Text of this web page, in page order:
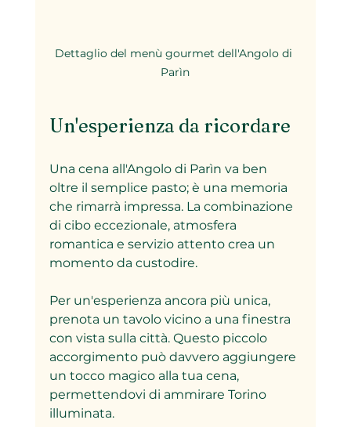
Dettaglio del menù gourmet dell'Angolo di
Parìn
Un'esperienza da ricordare
Una cena all'Angolo di Parìn va ben
oltre il semplice pasto; è una memoria
che rimarrà impressa. La combinazione
di cibo eccezionale, atmosfera
romantica e servizio attento crea un
momento da custodire.
Per un'esperienza ancora più unica,
prenota un tavolo vicino a una finestra
con vista sulla città. Questo piccolo
accorgimento può davvero aggiungere
un tocco magico alla tua cena,
permettendovi di ammirare Torino
illuminata.